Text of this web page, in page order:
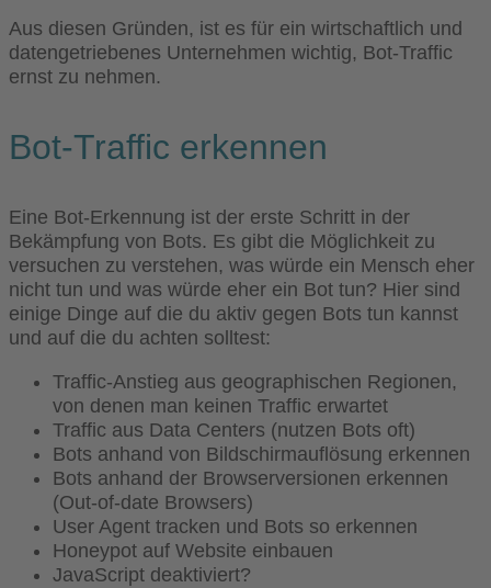
Aus diesen Gründen, ist es für ein wirtschaftlich und
datengetriebenes Unternehmen wichtig, Bot-Traffic
ernst zu nehmen.
Bot-Traffic erkennen
Eine Bot-Erkennung ist der erste Schritt in der
Bekämpfung von Bots. Es gibt die Möglichkeit zu
versuchen zu verstehen, was würde ein Mensch eher
nicht tun und was würde eher ein Bot tun? Hier sind
einige Dinge auf die du aktiv gegen Bots tun kannst
und auf die du achten solltest:
Traffic-Anstieg aus geographischen Regionen,
von denen man keinen Traffic erwartet
Traffic aus Data Centers (nutzen Bots oft)
Bots anhand von Bildschirmauflösung erkennen
Bots anhand der Browserversionen erkennen
(Out-of-date Browsers)
User Agent tracken und Bots so erkennen
Honeypot auf Website einbauen
JavaScript deaktiviert?